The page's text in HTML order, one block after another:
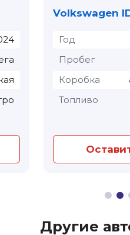
Год
Пробег
Коробка
Топливо
Другие